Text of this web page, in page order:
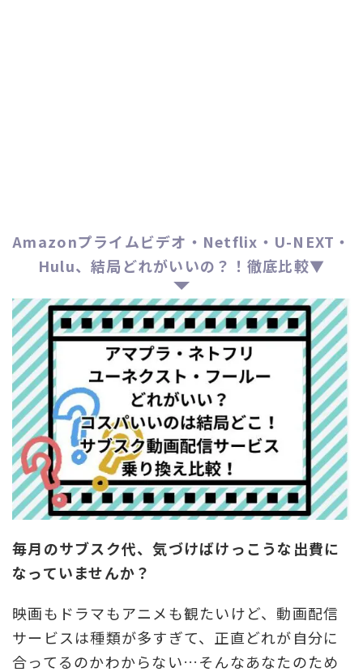
Amazonプライムビデオ・Netflix・U-NEXT・
Hulu、結局どれがいいの？！徹底比較▼
毎月のサブスク代、気づけばけっこうな出費に
なっていませんか？
映画もドラマもアニメも観たいけど、動画配信
サービスは種類が多すぎて、正直どれが自分に
合ってるのかわからない…そんなあなたのため